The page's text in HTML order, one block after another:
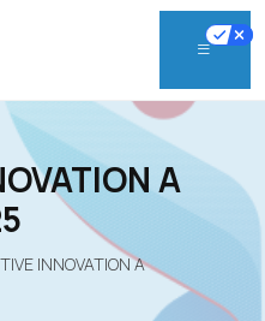
A
INNOVATION A